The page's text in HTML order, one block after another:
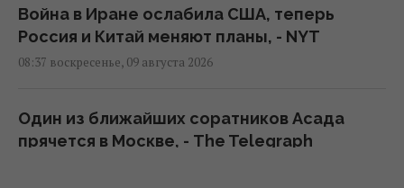
Война в Иране ослабила США, теперь
Россия и Китай меняют планы, - NYT
08:37 воскресенье, 09 августа 2026
Один из ближайших соратников Асада
прячется в Москве, - The Telegraph